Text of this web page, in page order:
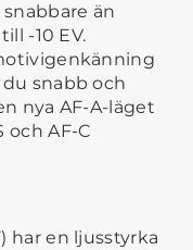
än
-10 EV.
snabb och
nya AF-A-läget
och AF-C
har en ljusstyrka